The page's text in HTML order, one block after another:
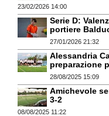
23/02/2026 14:00
Serie D:
portiere
27/01/2026 21:32
Alessandria
preparazione
28/08/2025 15:09
Amichevole
3-2
08/08/2025 11:22